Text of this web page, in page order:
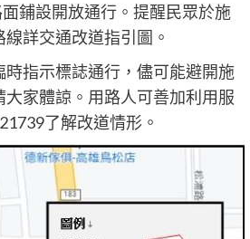
鋪設開放通行。提醒民眾於施
詳交通改道指引圖。
指示標誌通行，儘可能避開施
家體諒。用路人可善加利用服
了解改道情形。